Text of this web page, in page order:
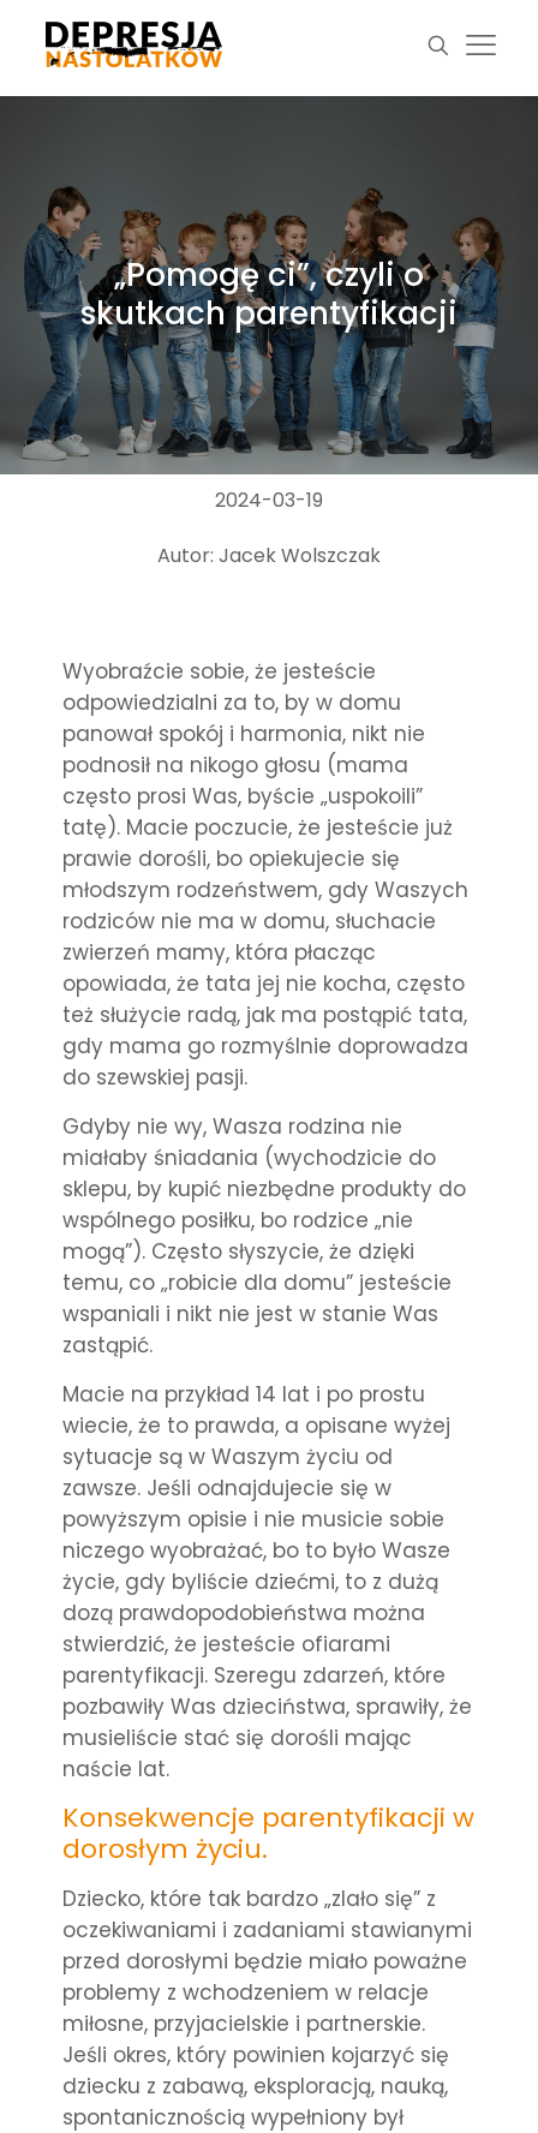
„Pomogę ci”, czyli o
skutkach parentyfikacji
2024-03-19
Autor: Jacek Wolszczak
Wyobraźcie sobie, że jesteście
odpowiedzialni za to, by w domu
panował spokój i harmonia, nikt nie
podnosił na nikogo głosu (mama
często prosi Was, byście „uspokoili”
tatę). Macie poczucie, że jesteście już
prawie dorośli, bo opiekujecie się
młodszym rodzeństwem, gdy Waszych
rodziców nie ma w domu, słuchacie
zwierzeń mamy, która płacząc
opowiada, że tata jej nie kocha, często
też służycie radą, jak ma postąpić tata,
gdy mama go rozmyślnie doprowadza
do szewskiej pasji.
Gdyby nie wy, Wasza rodzina nie
miałaby śniadania (wychodzicie do
sklepu, by kupić niezbędne produkty do
wspólnego posiłku, bo rodzice „nie
mogą”). Często słyszycie, że dzięki
temu, co „robicie dla domu” jesteście
wspaniali i nikt nie jest w stanie Was
zastąpić.
Macie na przykład 14 lat i po prostu
wiecie, że to prawda, a opisane wyżej
sytuacje są w Waszym życiu od
zawsze. Jeśli odnajdujecie się w
powyższym opisie i nie musicie sobie
niczego wyobrażać, bo to było Wasze
życie, gdy byliście dziećmi, to z dużą
dozą prawdopodobieństwa można
stwierdzić, że jesteście ofiarami
parentyfikacji. Szeregu zdarzeń, które
pozbawiły Was dzieciństwa, sprawiły, że
musieliście stać się dorośli mając
naście lat.
Konsekwencje parentyfikacji w
dorosłym życiu.
Dziecko, które tak bardzo „zlało się” z
oczekiwaniami i zadaniami stawianymi
przed dorosłymi będzie miało poważne
problemy z wchodzeniem w relacje
miłosne, przyjacielskie i partnerskie.
Jeśli okres, który powinien kojarzyć się
dziecku z zabawą, eksploracją, nauką,
spontanicznością wypełniony był